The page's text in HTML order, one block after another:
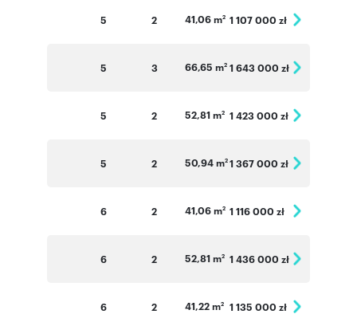
5 2 41,06 m2 1 107 000 zł
5 3 66,65 m2 1 643 000 zł
5 2 52,81 m2 1 423 000 zł
5 2 50,94 m2 1 367 000 zł
6 2 41,06 m2 1 116 000 zł
6 2 52,81 m2 1 436 000 zł
6 2 41,22 m2 1 135 000 zł